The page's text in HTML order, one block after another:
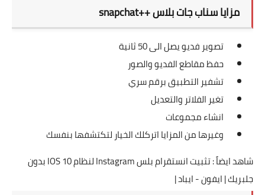
مزايا سناب جات بلاس ++snapchat
تصوير فديو يصل الى 50 ثانية
حفظ مقاطع الفديو والصور
تشفير التطبيق برقم سري
تغير الفلاتر والتعديل
انشاء مجموعات
وغيرها من المزايا اتركلك الخيار لتكتشفها بنفسك
شاهد ايضاً :
تثبيت انستقرام بلس Instagram لنظام IOS 10 بدون
جلبريك | ايفون - ايباد |